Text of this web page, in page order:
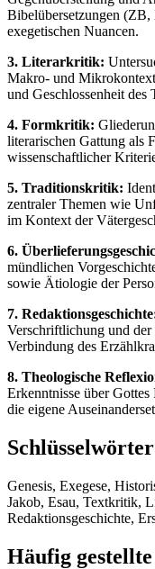
Bibelübersetzungen
exegetischen Nuancen.
3. Literarkritik:
Makro- und
und Geschlossenheit des
4. Formkritik:
literarischen Gattung als
wissenschaftlicher
5. Traditionskritik:
zentraler Themen wie
im Kontext der
6.
mündlichen
sowie Ätiologie der
7.
Verschriftlichung und
Verbindung des
8. Theologische
Erkenntnisse über
die eigene
Schlüsselwörter
Genesis, Exegese,
Jakob, Esau, Textkritik,
Redaktionsgeschichte,
Häufig